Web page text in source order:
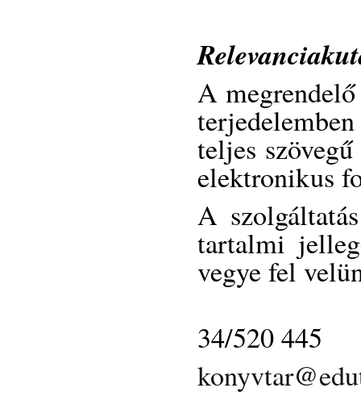
A
teljes
elektronikus
A
tartalmi
vegye fel
34/520 445